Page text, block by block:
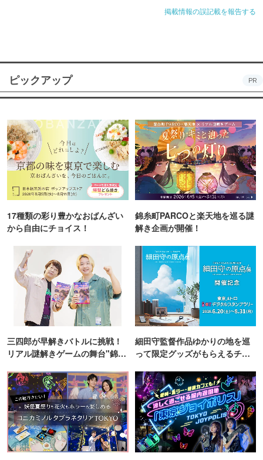
掲載情報の誤記載を報告する
ピックアップ PR
17種類の彩り豊かなおばんざい
から自由にチョイス！
錦糸町PARCOと楽天地を巡る謎
解き企画が開催！
三四郎が早解きバトルに挑戦！
リアル謎解きゲームの舞台"錦糸
細田守監督作品ゆかりの地を巡
って限定グッズがもらえるチャ